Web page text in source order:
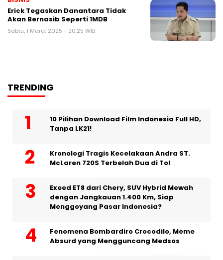
Erick Tegaskan Danantara Tidak
Akan Bernasib Seperti 1MDB
Sabtu, 1 Maret 2025 - 20:25 WIB
TRENDING
10 Pilihan Download Film Indonesia Full HD,
Tanpa LK21!
Kronologi Tragis Kecelakaan Andra ST.
McLaren 720S Terbelah Dua di Tol
Exeed ET8 dari Chery, SUV Hybrid Mewah
dengan Jangkauan 1.400 Km, Siap
Menggoyang Pasar Indonesia?
Fenomena Bombardiro Crocodilo, Meme
Absurd yang Mengguncang Medsos